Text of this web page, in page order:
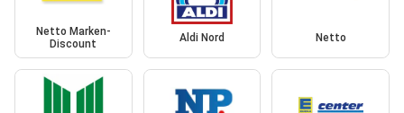
Netto Marken-
Discount
Aldi Nord Netto